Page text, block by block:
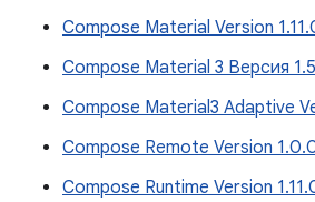
Compose Material Version
Compose Material 3 Версия
Compose Material3 Adaptive
Compose Remote Version
Compose Runtime Version